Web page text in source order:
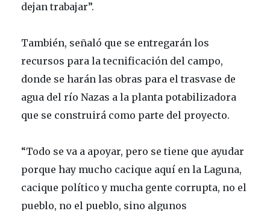
dejan trabajar”.
También, señaló que se entregarán los
recursos para la tecnificación del campo,
donde se harán las obras para el trasvase de
agua del río Nazas a la planta potabilizadora
que se construirá como parte del proyecto.
“Todo se va a apoyar, pero se tiene que ayudar
porque hay mucho cacique aquí en la Laguna,
cacique político y mucha gente corrupta, no el
pueblo, no el pueblo, sino algunos